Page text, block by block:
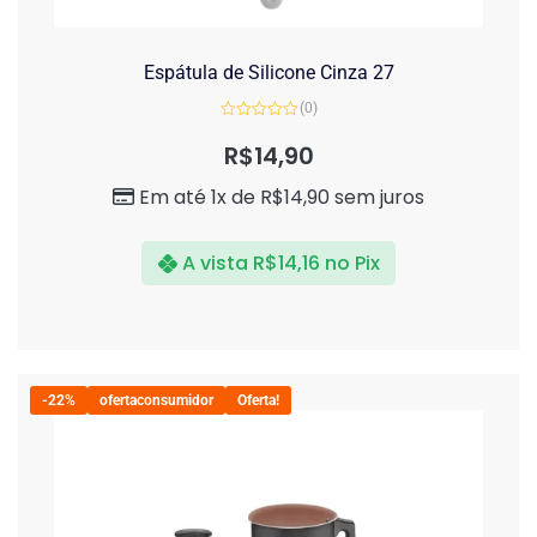
Espátula de Silicone Cinza 27
de
(0)
R$14,90
Em até 1x de R$14,90sem juros
A vista R$14,16 no Pix
-22% ofertaconsumidor Oferta!